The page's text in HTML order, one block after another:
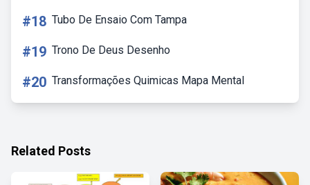
#18 Tubo De Ensaio Com Tampa
#19 Trono De Deus Desenho
#20 Transformações Quimicas Mapa Mental
Related Posts